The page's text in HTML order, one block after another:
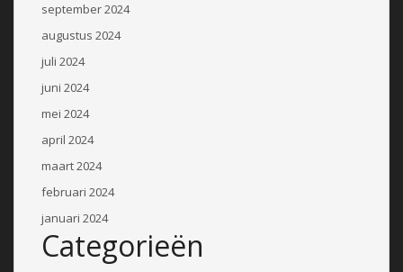
september 2024
augustus 2024
juli 2024
juni 2024
mei 2024
april 2024
maart 2024
februari 2024
januari 2024
Categorieën